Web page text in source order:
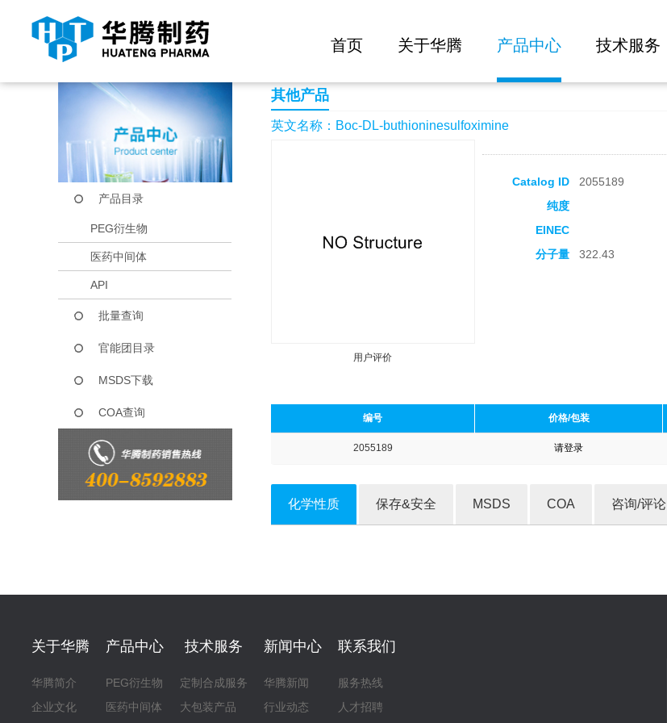
首页 关于华腾 产品中心 技术服务
当前位置： 首页 产品中心 Boc-DL-buthioninesulfoximine
产品目录
PEG衍生物
医药中间体
API
批量查询
官能团目录
MSDS下载
COA查询
其他产品
英文名称：Boc-DL-buthioninesulfoximine
用户评价
Catalog ID 2055189
纯度
EINEC
分子量
322.43
编号 价格/包装
2055189 请登录
化学性质 保存&安全 MSDS COA 咨询/评论
关于华腾
华腾简介
企业文化
产品中心
PEG衍生物
医药中间体
技术服务
定制合成服务
大包装产品
新闻中心
华腾新闻
行业动态
联系我们
服务热线
人才招聘